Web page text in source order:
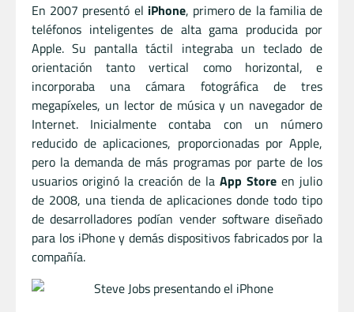
En 2007 presentó el iPhone, primero de la familia de
teléfonos inteligentes de alta gama producida por
Apple. Su pantalla táctil integraba un teclado de
orientación tanto vertical como horizontal, e
incorporaba una cámara fotográfica de tres
megapíxeles, un lector de música y un navegador de
Internet. Inicialmente contaba con un número
reducido de aplicaciones, proporcionadas por Apple,
pero la demanda de más programas por parte de los
usuarios originó la creación de la App Store en julio
de 2008, una tienda de aplicaciones donde todo tipo
de desarrolladores podían vender software diseñado
para los iPhone y demás dispositivos fabricados por la
compañía.